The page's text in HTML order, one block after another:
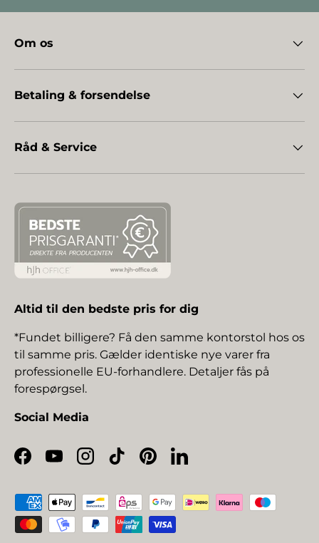
Om os
Betaling & forsendelse
Råd & Service
Altid til den bedste pris for dig
*Fundet billigere? Få den samme kontorstol hos os
til samme pris. Gælder identiske nye varer fra
professionelle EU-forhandlere. Detaljer fås på
forespørgsel.
Social Media
Facebook
YouTubeInstagram
TikTokPinterestLinkedIn
Betalingsmetoder